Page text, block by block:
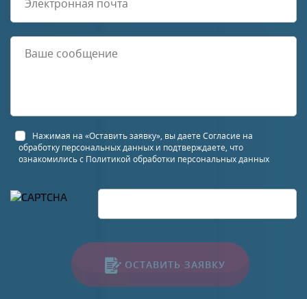
Нажимая на «Оставить заявку», вы даете Согласие на
обработку персональных данныхи подтверждаете, что
ознакомились с Политикой обработки персональных данных
ОСТАВИТЬ ЗАЯВКУ